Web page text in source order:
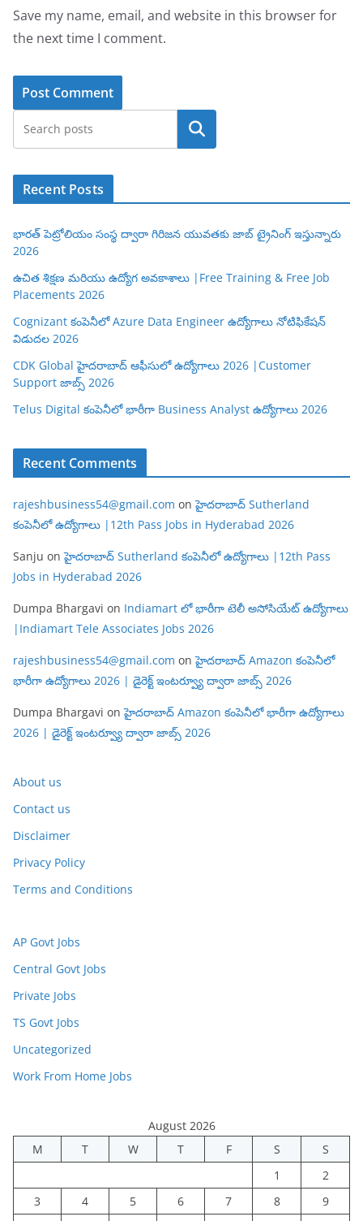
Save my name, email, and website in this browser for
the next time I comment.
Search
Recent Posts
భారత్ పెట్రోలియం సంస్థ ద్వారా గిరిజన యువతకు జాబ్ ట్రైనింగ్ ఇస్తున్నారు
2026
ఉచిత శిక్షణ మరియు ఉద్యోగ అవకాశాలు |Free Training & Free Job
Placements 2026
Cognizant కంపెనీలో Azure Data Engineer ఉద్యోగాలు నోటిఫికేషన్
విడుదల 2026
CDK Global హైదరాబాద్ ఆఫీసులో ఉద్యోగాలు 2026 |Customer
Support జాబ్స్ 2026
Telus Digital కంపెనీలో భారీగా Business Analyst ఉద్యోగాలు 2026
Recent Comments
rajeshbusiness54@gmail.com onహైదరాబాద్ Sutherland
కంపెనీలో ఉద్యోగాలు |12th Pass Jobs in Hyderabad 2026
Sanju onహైదరాబాద్ Sutherland కంపెనీలో ఉద్యోగాలు |12th Pass
Jobs in Hyderabad 2026
Dumpa Bhargavi on Indiamart లో భారీగా టెలీ అసోసియేట్ ఉద్యోగాలు
|Indiamart Tele Associates Jobs 2026
rajeshbusiness54@gmail.com onహైదరాబాద్ Amazon కంపెనీలో
భారీగా ఉద్యోగాలు 2026 | డైరెక్ట్ ఇంటర్వ్యూ ద్వారా జాబ్స్ 2026
Dumpa Bhargavi onహైదరాబాద్ Amazon కంపెనీలో భారీగా ఉద్యోగాలు
2026 | డైరెక్ట్ ఇంటర్వ్యూ ద్వారా జాబ్స్ 2026
About us
Contact us
Disclaimer
Privacy Policy
Terms and Conditions
AP Govt Jobs
Central Govt Jobs
Private Jobs
TS Govt Jobs
Uncategorized
Work From Home Jobs
August 2026
M
T W T F S
S
1
2
3
4 5 6 7 8
9